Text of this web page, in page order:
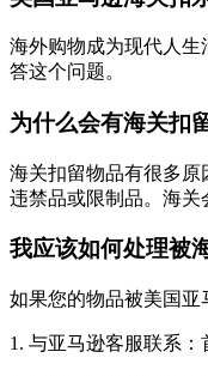
海外购物成为现代人
答这个问题。
为什么会有海关扣
海关扣留物品有很多
违禁品或限制品。海关
我应该如何处理被
如果您的物品被美国亚
1. 与亚马逊客服联系